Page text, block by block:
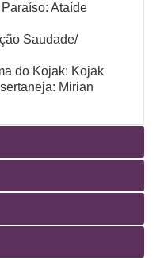
Ataíde
Saudade/
do Kojak: Kojak
Mirian